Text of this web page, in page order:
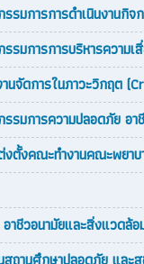
มการการดำเนินงานกิ
มการการบริหารความเ
นจัดการในภาวะวิกฤต
มการความปลอดภัย อา
ตั้งคณะทำงานคณะพยา
ชีวอนามัยและสิ่งแวดล้อ